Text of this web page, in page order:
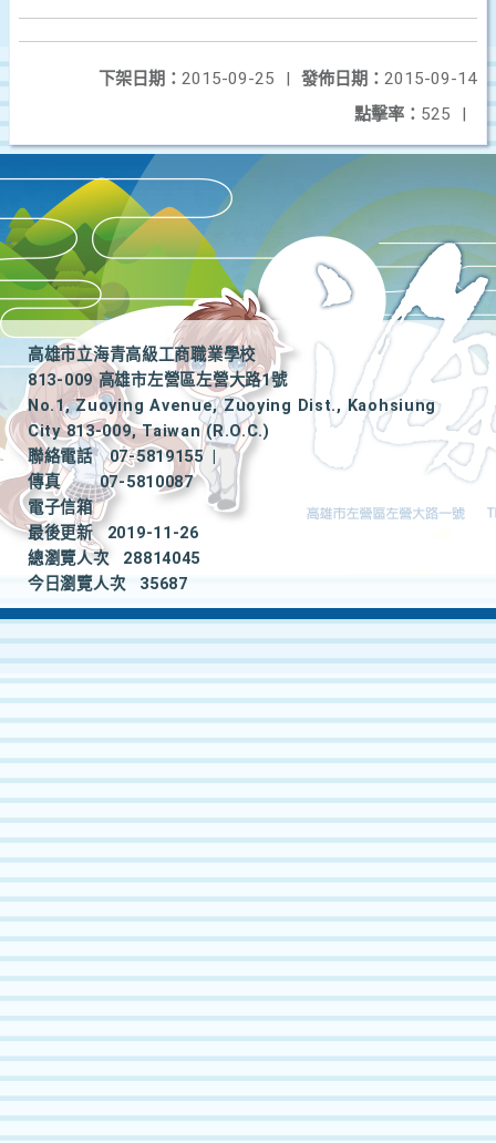
發佈日期： 2015-09-14
下架日期： 2015-09-25
|
點擊率： 525 |
高雄市立海青高級工商職業學校
813-009 高雄市左營區左營大路1號
No.1, Zuoying Avenue, Zuoying Dist., Kaohsiung
City 813-009, Taiwan (R.O.C.)
聯絡電話
07-5819155
|
傳真
07-5810087
電子信箱
最後更新
2019-11-26
總瀏覽人次
28814045
今日瀏覽人次
35687